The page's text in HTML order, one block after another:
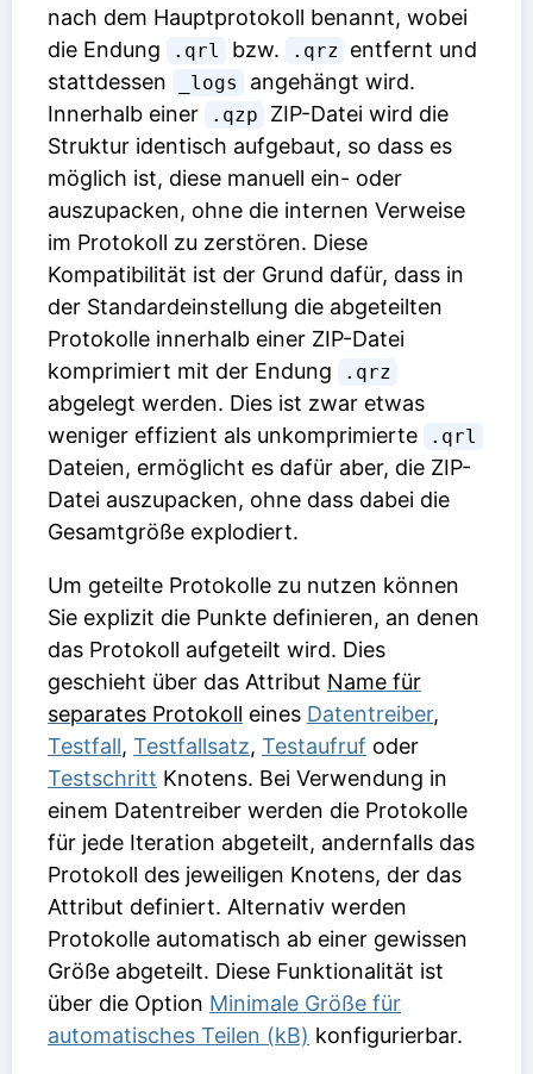
nach dem Hauptprotokoll benannt, wobei
die Endung
.qrl bzw. .qrz entfernt und
stattdessen
_logs
angehängt wird.
Innerhalb einer
.qzp
ZIP-Datei wird die
Struktur identisch aufgebaut, so dass es
möglich ist, diese manuell ein- oder
auszupacken, ohne die internen Verweise
im Protokoll zu zerstören. Diese
Kompatibilität ist der Grund dafür, dass in
der Standardeinstellung die abgeteilten
Protokolle innerhalb einer ZIP-Datei
komprimiert mit der Endung
.qrz
abgelegt werden. Dies ist zwar etwas
weniger effizient als unkomprimierte
.qrl
Dateien, ermöglicht es dafür aber, die ZIP-
Datei auszupacken, ohne dass dabei die
Gesamtgröße explodiert.
Um geteilte Protokolle zu nutzen können
Sie explizit die Punkte definieren, an denen
das Protokoll aufgeteilt wird. Dies
geschieht über das Attribut Name für
separates Protokoll eines Datentreiber,
Testfall, Testfallsatz, Testaufruf oder
Testschritt Knotens. Bei Verwendung in
einem Datentreiber werden die Protokolle
für jede Iteration abgeteilt, andernfalls das
Protokoll des jeweiligen Knotens, der das
Attribut definiert. Alternativ werden
Protokolle automatisch ab einer gewissen
Größe abgeteilt. Diese Funktionalität ist
über die Option Minimale Größe für
automatisches Teilen (kB) konfigurierbar.